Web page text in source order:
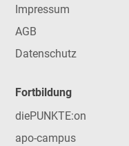
Impressum
AGB
Datenschutz
Fortbildung
diePUNKTE:on
apo-campus